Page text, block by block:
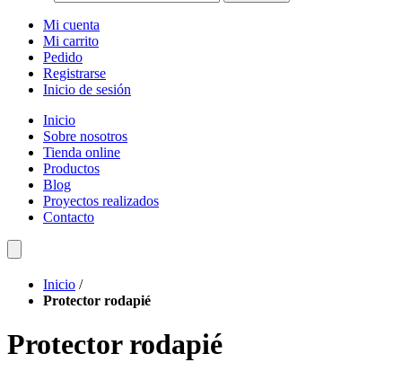
Mi cuenta
Mi carrito
Pedido
Registrarse
Inicio de sesión
Inicio
Sobre nosotros
Tienda online
Productos
Blog
Proyectos realizados
Contacto
Inicio /
Protector rodapié
Protector rodapié